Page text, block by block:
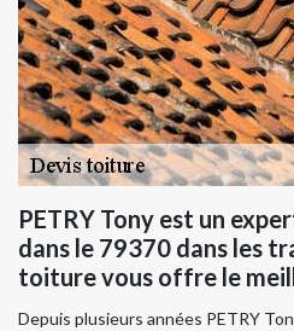
PETRY Tony est un
dans le 79370 dans les
toiture vous offre le
Depuis plusieurs années PETRY